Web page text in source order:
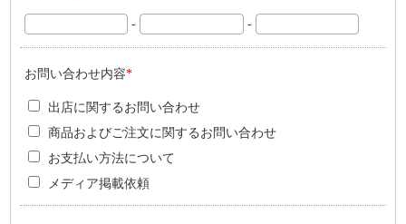
- -
お問い合わせ内容*
出店に関するお問い合わせ
商品およびご注文に関するお問い合わせ
お支払い方法について
メディア掲載依頼